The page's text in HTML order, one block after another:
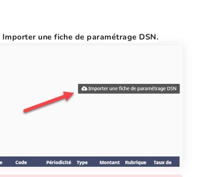
Importer une fiche de paramétrage DSN.